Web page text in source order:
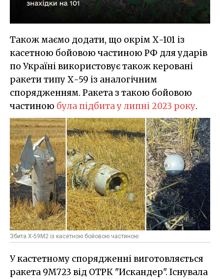
Також маємо додати, що окрім Х-101 із
касетною бойовою частиною РФ для ударів
по Україні використовує також керовані
ракети типу Х-59 із аналогічним
спорядженням. Ракета з такою бойовою
частиною була підбита у липні 2023 року.
Збита Х-59М2 із касетною бойовою частиною
У кастетному спорядженні виготовляється
ракета 9М723 від ОТРК "Искандер". Існувала